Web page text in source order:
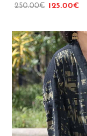
250.00€ 125.00€